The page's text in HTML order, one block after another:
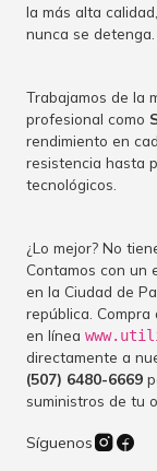
la más alta
nunca se detenga.
Trabajamos de la
profesional como
rendimiento en
resistencia hasta
tecnológicos.
¿Lo mejor? No
Contamos con un
en la Ciudad de
república.
en línea
directamente a
(507) 6480-6669
suministros de tu
Síguenos